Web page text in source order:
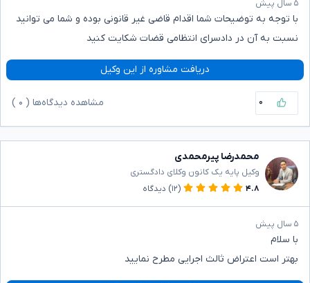
۵ سال پیش
با توجه به توضیحات شما اقدام قاضی غیر قانونی بوده و شما می توانید
نسبت به آن در دادسرای انتظامی قضات شکایت کنید
دریافت مشاوره از این وکیل
۰ مشاهده دیدگاه‌ها ( ۰
محمدرضا پیرمحمدی
وکیل پایه یک کانون وکلای دادگستری
۴.۸
(۱۲) دیدگاه
۵ سال پیش
با سلام
بهتر است اعتراض ثالث اجرایی مطرح نمایید